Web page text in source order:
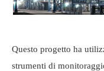
Questo progetto ha
strumenti di